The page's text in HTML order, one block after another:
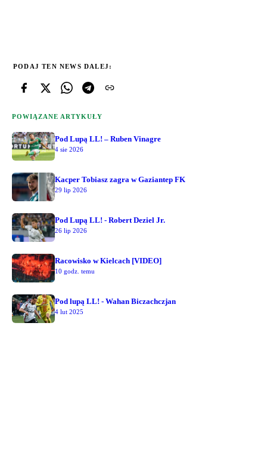
PODAJ TEN NEWS DALEJ:
POWIĄZANE ARTYKUŁY
Pod Lupą LL! – Ruben Vinagre
4 sie 2026
Kacper Tobiasz zagra w Gaziantep FK
29 lip 2026
Pod Lupą LL! - Robert Deziel Jr.
26 lip 2026
Racowisko w Kielcach [VIDEO]
10 godz. temu
Pod lupą LL! - Wahan Biczachczjan
4 lut 2025